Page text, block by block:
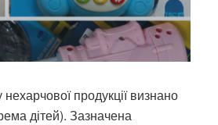
продукції визнано
дітей). Зазначена